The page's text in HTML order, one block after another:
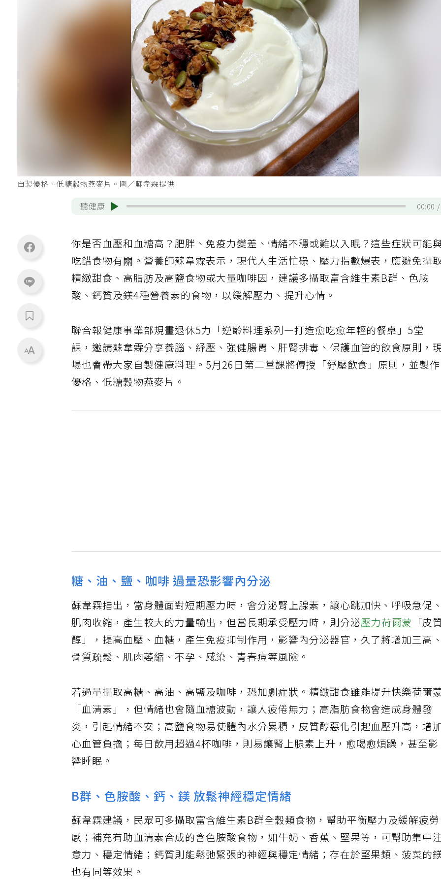
自製優格、低糖穀物燕麥片。圖／蘇韋霖提供
聽健康 00:00
你是否血壓和血糖高？肥胖、免疫力變差、情緒不穩或難以入眠？這些症狀可能
吃錯食物有關。營養師蘇韋霖表示，現代人生活忙碌、壓力指數爆表，應避免攝
精緻甜食、高脂肪及高鹽食物或大量咖啡因，建議多攝取富含維生素B群、色胺
酸、鈣質及鎂4種營養素的食物，以緩解壓力、提升心情。
聯合報健康事業部規畫退休5力「逆齡料理系列—打造愈吃愈年輕的餐桌」5堂
課，邀請蘇韋霖分享養腦、紓壓、強健腸胃、肝腎排毒、保護血管的飲食原則，
場也會帶大家自製健康料理。5月26日第二堂課將傳授「紓壓飲食」原則，並製作
優格、低糖穀物燕麥片。
糖、油、鹽、咖啡 過量恐影響內分泌
蘇韋霖指出，當身體面對短期壓力時，會分泌腎上腺素，讓心跳加快、呼吸急促、
肌肉收縮，產生較大的力量輸出，但當長期承受壓力時，則分泌壓力荷爾蒙 「皮
醇」，提高血壓、血糖，產生免疫抑制作用，影響內分泌器官，久了將增加三高、
骨質疏鬆、肌肉萎縮、不孕、感染、青春痘等風險。
若過量攝取高糖、高油、高鹽及咖啡，恐加劇症狀。精緻甜食雖能提升快樂荷爾蒙
「血清素」，但情緒也會隨血糖波動，讓人疲倦無力；高脂肪食物會造成身體發
炎，引起情緒不安；高鹽食物易使體內水分累積，皮質醇惡化引起血壓升高，增
心血管負擔；每日飲用超過4杯咖啡，則易讓腎上腺素上升，愈喝愈煩躁，甚至影
響睡眠。
B群、色胺酸、鈣、鎂 放鬆神經穩定情緒
蘇韋霖建議，民眾可多攝取富含維生素B群全穀類食物，幫助平衡壓力及緩解疲勞
感；補充有助血清素合成的含色胺酸食物，如牛奶、香蕉、堅果等，可幫助集中
意力、穩定情緒；鈣質則能鬆弛緊張的神經與穩定情緒；存在於堅果類、菠菜的
也有同等效果。